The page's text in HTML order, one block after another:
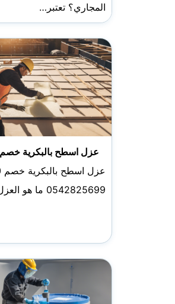
المجاري؟ تعتبر…
عزل اسطح بالبكرية خصم 100…
0542825699 ما هو العزل…